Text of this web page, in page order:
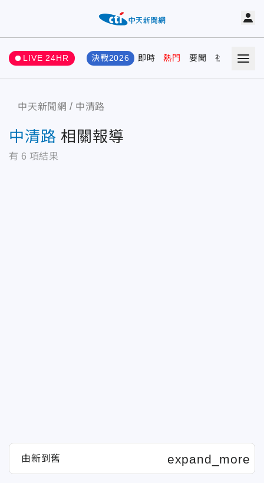
LIVE 24HR 決戰2026 即時 熱門 要聞 社會 娛樂
中天新聞網 中清路
中清路 相關報導
有 6 項結果